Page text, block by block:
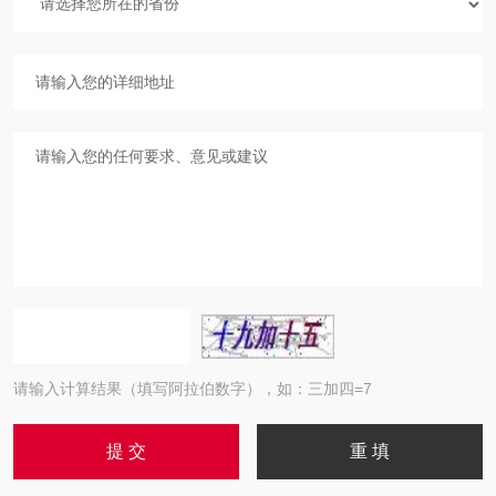
请输入计算结果（填写阿拉伯数字），如：三加四=7